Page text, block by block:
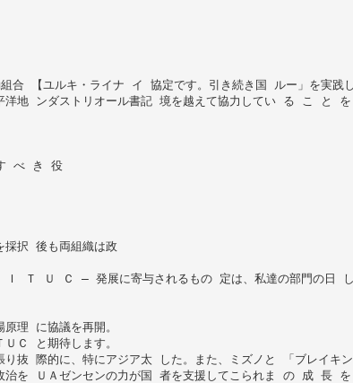
合 【ユルキ・ライナ イ 協定です。引き続き国 ルー」を実践
洋地 ンダストリオール書記 境を越えて協力してい る こ と
べ き 役
採択 後も両組織は政
Ｔ Ｕ Ｃ ― 発展に寄与されるもの 定は、私達の部門の日 し
理 に協議を再開。
Ｃ と期待します。
抜 際的に、特にアジア太 した。また、ミズノと 「ブレイキ
治を ＵＡゼンセンの力が国 者を支援してこられま の 成